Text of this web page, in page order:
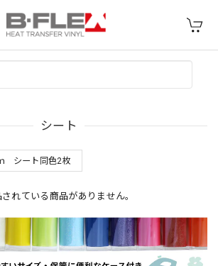
シート
シート同色2枚
れている商品がありません。